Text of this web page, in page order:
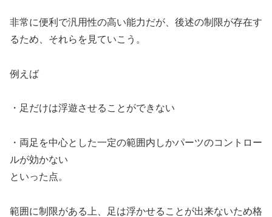
非常に便利で汎用性の高い能力だが、後述の制限が存在す
るため、それらを見ていこう。
例えば
・足だけは浮遊させることができない
・両足を中心とした一定の範囲内しかパーツのコントロー
ルが効かない
といった点。
範囲に制限がある上、足は浮かせることが出来ないため格